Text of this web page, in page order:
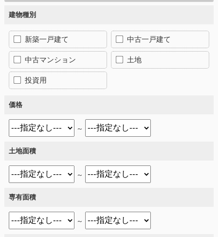
建物種別
新築一戸建て 中古一戸建て
中古マンション 土地
投資用
価格
～
土地面積
～
専有面積
～